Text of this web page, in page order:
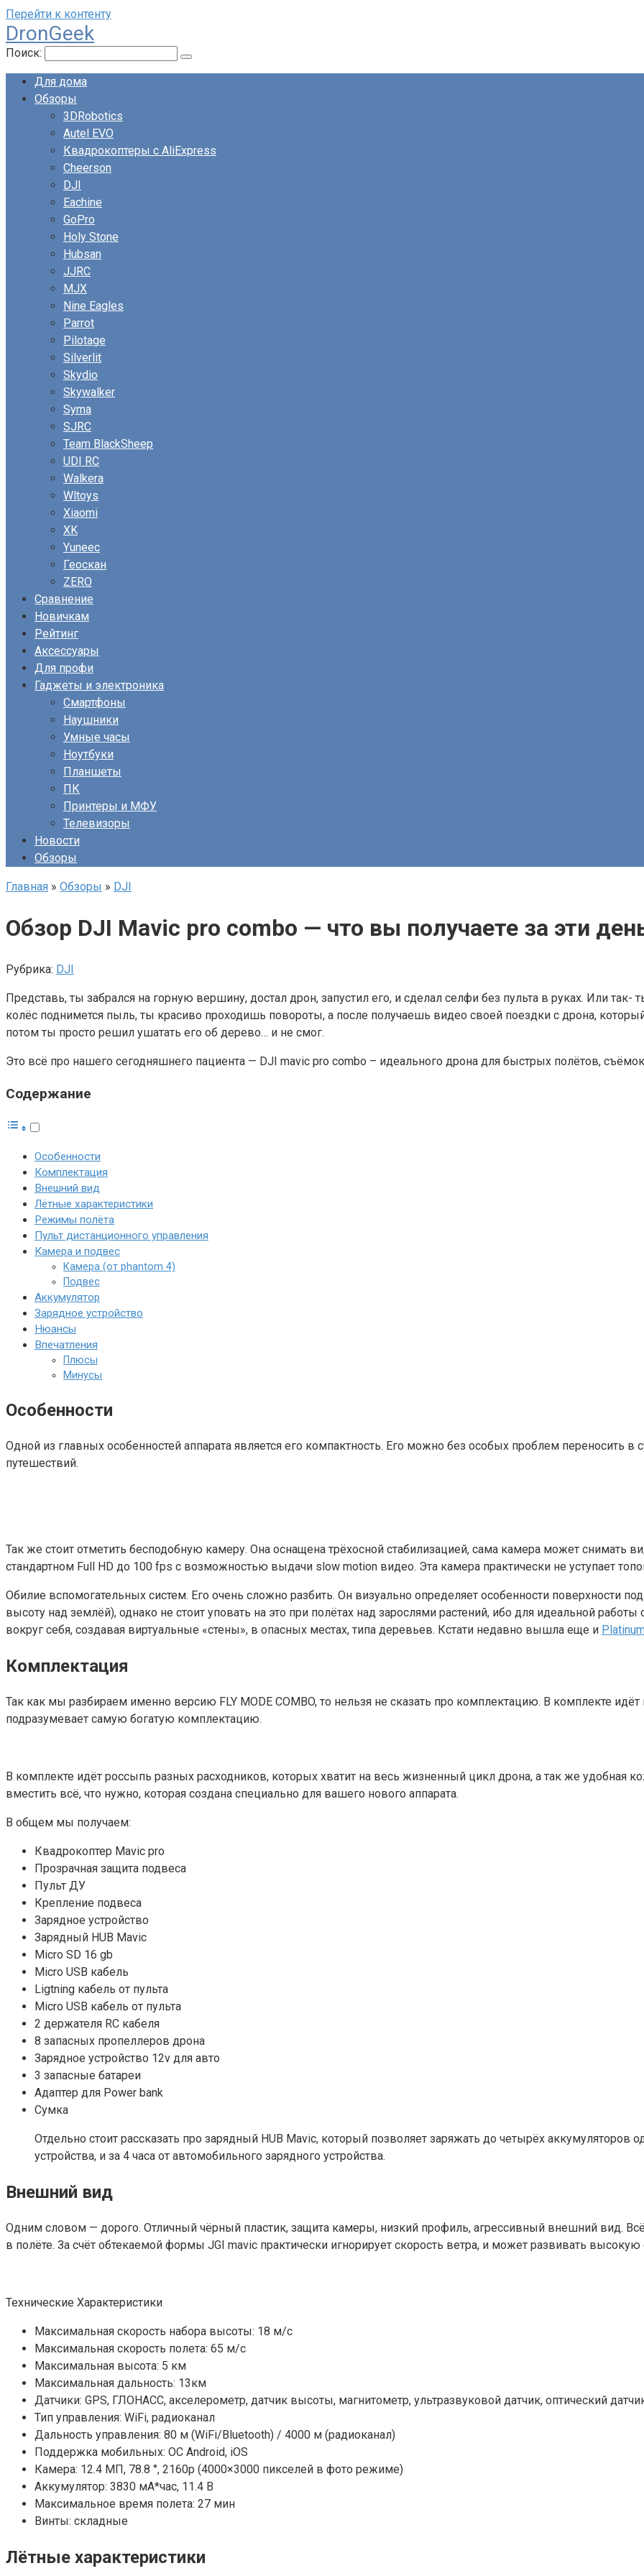
Перейти к контенту
DronGeek
Поиск:
Для дома
Обзоры
3DRobotics
Autel EVO
Квадрокоптеры с AliExpress
Cheerson
DJI
Eachine
GoPro
Holy Stone
Hubsan
JJRC
MJX
Nine Eagles
Parrot
Pilotage
Silverlit
Skydio
Skywalker
Syma
SJRC
Team BlackSheep
UDI RC
Walkera
Wltoys
Xiaomi
XK
Yuneec
Геоскан
ZERO
Сравнение
Новичкам
Рейтинг
Аксессуары
Для профи
Гаджеты и электроника
Смартфоны
Наушники
Умные часы
Ноутбуки
Планшеты
ПК
Принтеры и МФУ
Телевизоры
Новости
Обзоры
Главная » Обзоры » DJI
Обзор DJI Mavic pro combo — что вы получаете за эти
Рубрика: DJI
Представь, ты забрался на горную вершину, достал дрон, запустил его, и сделал селфи без пульта в руках. Или
колёс поднимется пыль, ты красиво проходишь повороты, а после получаешь видео своей поездки с дрона,
потом ты просто решил ушатать его об дерево… и не смог.
Это всё про нашего сегодняшнего пациента — DJI mavic pro combo – идеального дрона для быстрых полётов,
Содержание
Особенности
Комплектация
Внешний вид
Лётные характеристики
Режимы полёта
Пульт дистанционного управления
Камера и подвес
Камера (от phantom 4)
Подвес
Аккумулятор
Зарядное устройство
Нюансы
Впечатления
Плюсы
Минусы
Особенности
Одной из главных особенностей аппарата является его компактность. Его можно без особых проблем переносить
путешествий.
Так же стоит отметить бесподобную камеру. Она оснащена трёхосной стабилизацией, сама камера может снимать
стандартном Full HD до 100 fps с возможностью выдачи slow motion видео. Эта камера практически не уступает
Обилие вспомогательных систем. Его очень сложно разбить. Он визуально определяет особенности поверхности
высоту над землёй), однако не стоит уповать на это при полётах над зарослями растений, ибо для идеальной
вокруг себя, создавая виртуальные «стены», в опасных местах, типа деревьев. Кстати недавно вышла еще и
Комплектация
Так как мы разбираем именно версию FLY MODE COMBO, то нельзя не сказать про комплектацию. В комплекте
подразумевает самую богатую комплектацию.
В комплекте идёт россыпь разных расходников, которых хватит на весь жизненный цикл дрона, а так же удобная
вместить всё, что нужно, которая создана специально для вашего нового аппарата.
В общем мы получаем:
Квадрокоптер Mavic pro
Прозрачная защита подвеса
Пульт ДУ
Крепление подвеса
Зарядное устройство
Зарядный HUB Mavic
Micro SD 16 gb
Micro USB кабель
Ligtning кабель от пульта
Micro USB кабель от пульта
2 держателя RC кабеля
8 запасных пропеллеров дрона
Зарядное устройство 12v для авто
3 запасные батареи
Адаптер для Power bank
Сумка
Отдельно стоит рассказать про зарядный HUB Mavic, который позволяет заряжать до четырёх аккумуляторов
устройства, и за 4 часа от автомобильного зарядного устройства.
Внешний вид
Одним словом — дорого. Отличный чёрный пластик, защита камеры, низкий профиль, агрессивный внешний вид. Всё
в полёте. За счёт обтекаемой формы JGI mavic практически игнорирует скорость ветра, и может развивать высокую
Технические Характеристики
Максимальная скорость набора высоты: 18 м/c
Максимальная скорость полета: 65 м/c
Максимальная высота: 5 км
Максимальная дальность: 13км
Датчики: GPS, ГЛОНАСС, акселерометр, датчик высоты, магнитометр, ультразвуковой датчик, оптический
Тип управления: WiFi, радиоканал
Дальность управления: 80 м (WiFi/Bluetooth) / 4000 м (радиоканал)
Поддержка мобильных: ОС Android, iOS
Камера: 12.4 МП, 78.8 °, 2160p (4000×3000 пикселей в фото режиме)
Аккумулятор: 3830 мА*час, 11.4 В
Максимальное время полета: 27 мин
Винты: складные
Лётные характеристики